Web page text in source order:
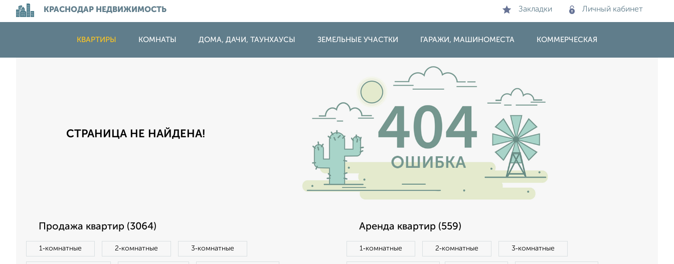
КРАСНОДАР НЕДВИЖИМОСТЬ Закладки Личный кабинет
КВАРТИРЫ КОМНАТЫ ДОМА, ДАЧИ, ТАУНХАУСЫ ЗЕМЕЛЬНЫЕ УЧАСТКИ ГАРАЖИ, МАШИНОМЕСТА КОММЕРЧЕСКАЯ
СТРАНИЦА НЕ НАЙДЕНА!
Продажа квартир (3064)
1‑комнатные 2‑комнатные 3‑комнатные
Аренда квартир (559)
1‑комнатные 2‑комнатные 3‑комнатные